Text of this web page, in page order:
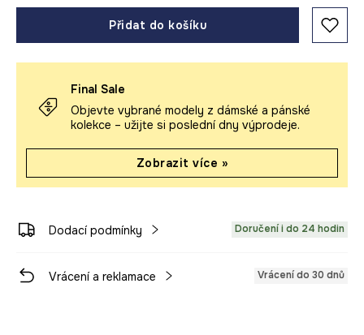
Přidat do košíku
Final Sale
Objevte vybrané modely z dámské a pánské
kolekce – užijte si poslední dny výprodeje.
Zobrazit více »
Dodací podmínky Doručení i do 24 hodin
Vrácení a reklamace Vrácení do 30 dnů